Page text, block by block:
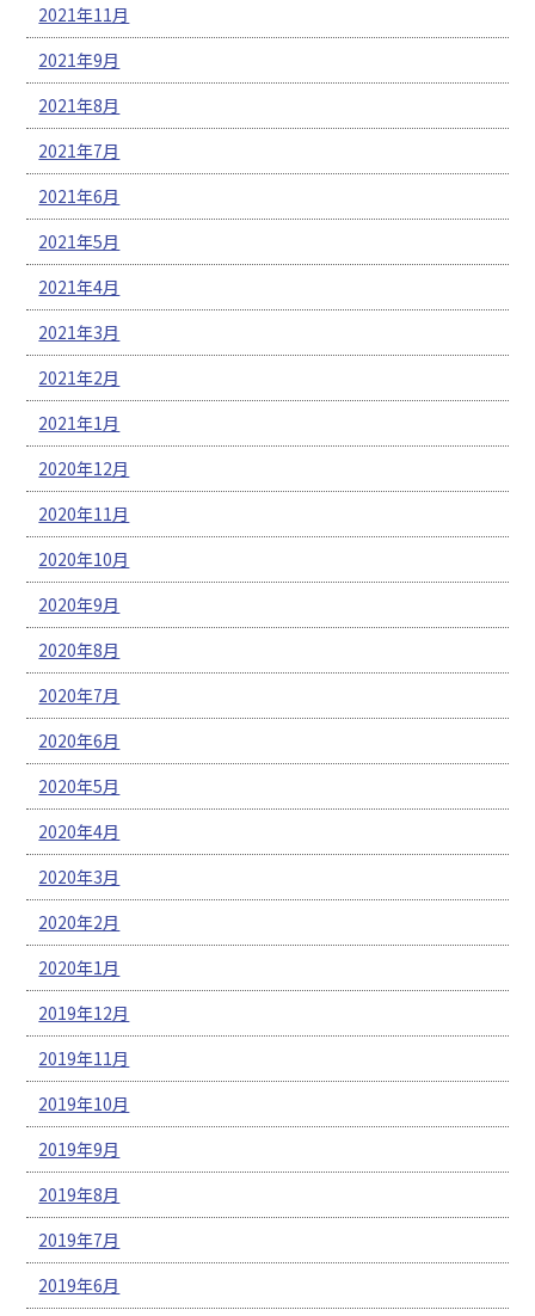
2021年11月
2021年9月
2021年8月
2021年7月
2021年6月
2021年5月
2021年4月
2021年3月
2021年2月
2021年1月
2020年12月
2020年11月
2020年10月
2020年9月
2020年8月
2020年7月
2020年6月
2020年5月
2020年4月
2020年3月
2020年2月
2020年1月
2019年12月
2019年11月
2019年10月
2019年9月
2019年8月
2019年7月
2019年6月